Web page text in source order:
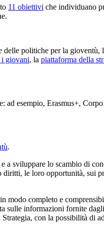
11 obiettivi che individuano
delle politiche per la gioventù,
giovani, la piattaforma della
esempio, Erasmus+,
.
sviluppare lo scambio di
le loro opportunità, sui
modo completo e
sulle informazioni fornite
con la possibilità di